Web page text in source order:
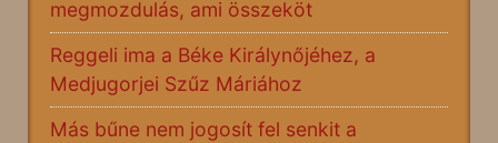
megmozdulás, ami összeköt
Reggeli ima a Béke Királynőjéhez, a
Medjugorjei Szűz Máriához
Más bűne nem jogosít fel senkit a